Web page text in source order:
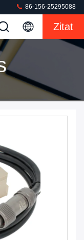
86-156-25295088
Zitat